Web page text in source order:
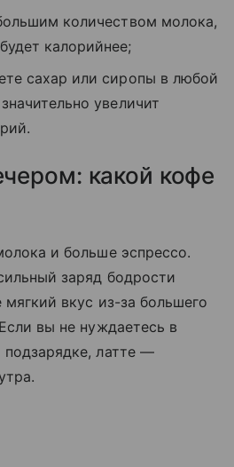
количеством молока,
калорийнее;
сахар или сиропы в любой
увеличит
какой кофе
и больше эспрессо.
заряд бодрости
вкус из-за большего
вы не нуждаетесь в
латте —